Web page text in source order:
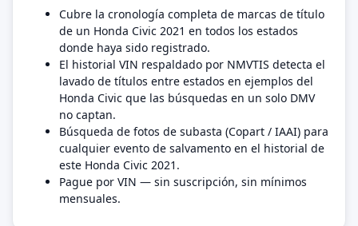
Cubre la cronología completa de marcas de título
de un Honda Civic 2021 en todos los estados
donde haya sido registrado.
El historial VIN respaldado por NMVTIS detecta el
lavado de títulos entre estados en ejemplos del
Honda Civic que las búsquedas en un solo DMV
no captan.
Búsqueda de fotos de subasta (Copart / IAAI) para
cualquier evento de salvamento en el historial de
este Honda Civic 2021.
Pague por VIN — sin suscripción, sin mínimos
mensuales.